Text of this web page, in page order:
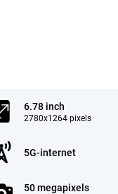
6.78 inch
2780x1264 pixels
5G-internet
50 megapixels